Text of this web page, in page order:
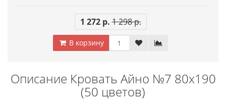
1 272 р. 1 298 р.
В корзину
Описание Кровать Айно №7 80х190
(50 цветов)